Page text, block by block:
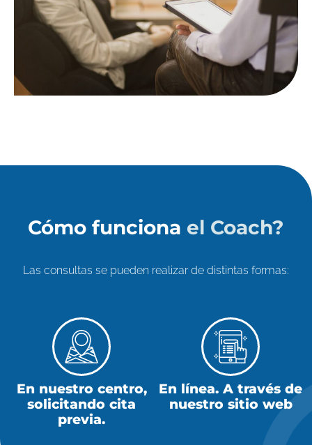
Cómo funciona el Coach?
Las consultas se pueden realizar de distintas formas:
En nuestro centro,
solicitando cita
previa.
En línea. A través de
nuestro sitio web